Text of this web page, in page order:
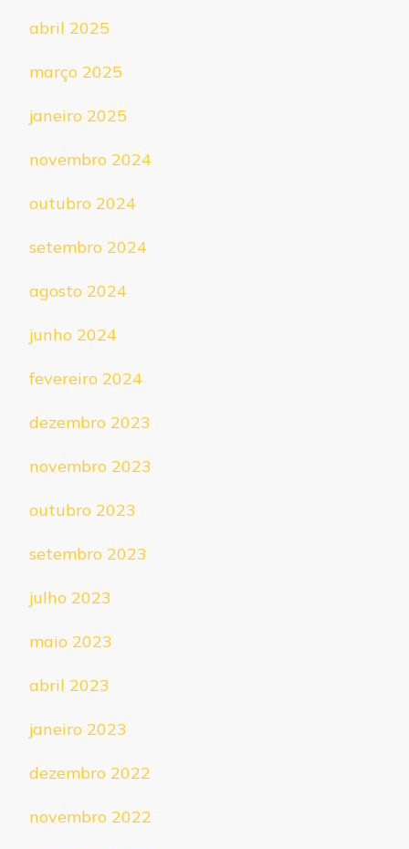
abril 2025
março 2025
janeiro 2025
novembro 2024
outubro 2024
setembro 2024
agosto 2024
junho 2024
fevereiro 2024
dezembro 2023
novembro 2023
outubro 2023
setembro 2023
julho 2023
maio 2023
abril 2023
janeiro 2023
dezembro 2022
novembro 2022